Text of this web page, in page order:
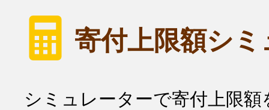
寄付上限額シ
シミュレーターで寄付上限